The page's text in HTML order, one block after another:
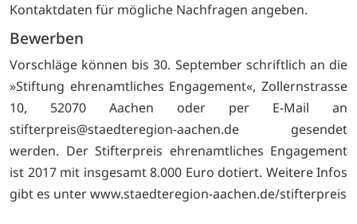
Kontaktdaten für mögliche Nachfragen angeben.
Bewerben
Vorschläge können bis 30. September schriftlich an die
»Stiftung ehrenamtliches Engagement«, Zollernstrasse
10, 52070 Aachen oder per E-Mail an
stifterpreis@staedteregion-aachen.de gesendet
werden. Der Stifterpreis ehrenamtliches Engagement
ist 2017 mit insgesamt 8.000 Euro dotiert. Weitere Infos
gibt es unterwww.staedteregion-aachen.de/stifterpreis